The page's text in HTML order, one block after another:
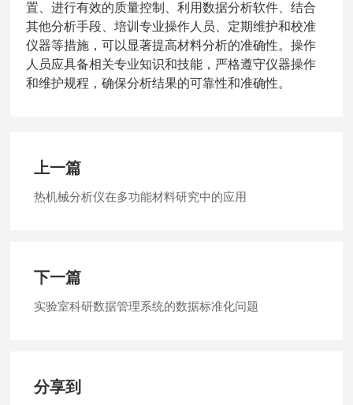
置、进行有效的质量控制、利用数据分析软件、结合
其他分析手段、培训专业操作人员、定期维护和校准
仪器等措施，可以显著提高材料分析的准确性。操作
人员应具备相关专业知识和技能，严格遵守仪器操作
和维护规程，确保分析结果的可靠性和准确性。
上一篇
热机械分析仪在多功能材料研究中的应用
下一篇
实验室科研数据管理系统的数据标准化问题
分享到